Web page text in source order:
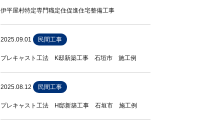
伊平屋村特定専門職定住促進住宅整備工事
2025.09.01 民間工事
プレキャスト工法 K邸新築工事 石垣市 施工例
2025.08.12 民間工事
プレキャスト工法 H邸新築工事 石垣市 施工例